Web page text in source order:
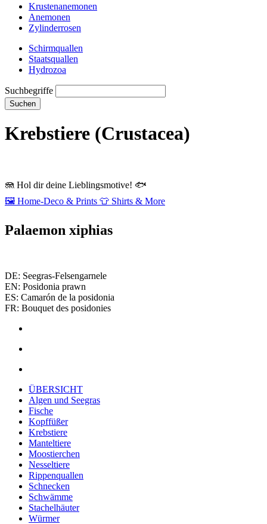
Krustenanemonen
Anemonen
Zylinderrosen
Schirmquallen
Staatsquallen
Hydrozoa
Suchbegriffe
Suchen
Krebstiere (Crustacea)
🪼 Hol dir deine Lieblingsmotive! 🐟
🖼️ Home‑Deco & Prints 👕 Shirts & More
Palaemon xiphias
DE: Seegras-Felsengarnele
EN: Posidonia prawn
ES: Camarón de la posidonia
FR: Bouquet des posidonies
ÜBERSICHT
Algen und Seegras
Fische
Kopffüßer
Krebstiere
Manteltiere
Moostierchen
Nesseltiere
Rippenquallen
Schnecken
Schwämme
Stachelhäuter
Würmer